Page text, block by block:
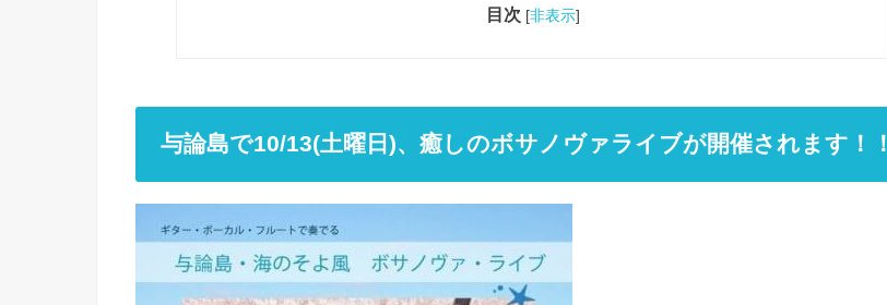
目次 [非表示]
与論島で10/13(土曜日)、癒しのボサノヴァライブが開催されます！！